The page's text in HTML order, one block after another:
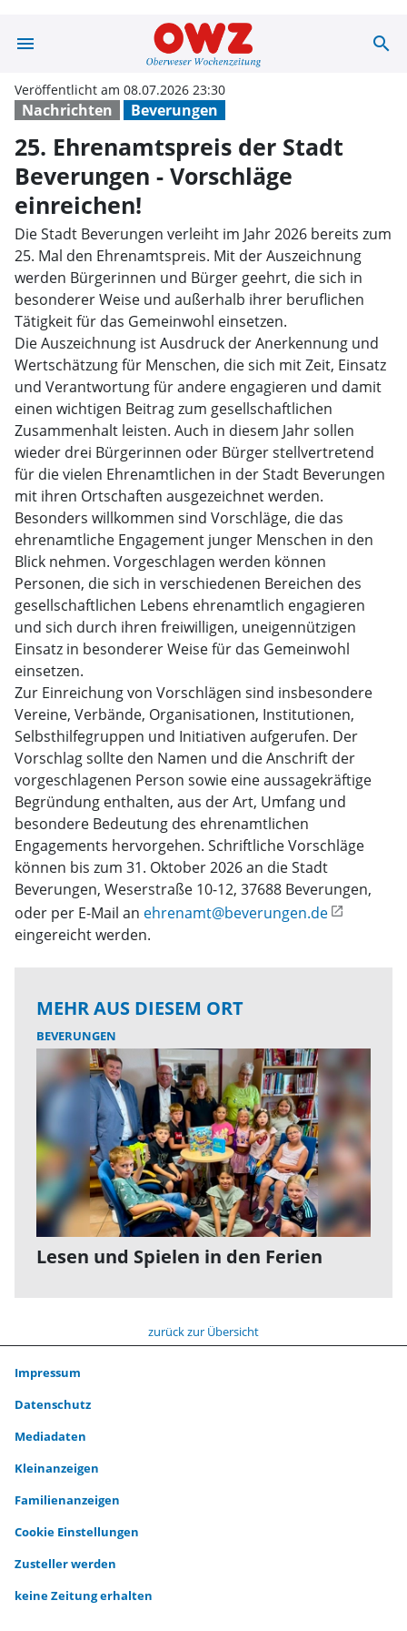
menu 25. search
Nachrichten Beverungen
Veröffentlicht am 08.07.2026 23:30
25. Ehrenamtspreis der Stadt
Beverungen - Vorschläge
einreichen!
Die Stadt Beverungen verleiht im Jahr 2026 bereits zum
25. Mal den Ehrenamtspreis. Mit der Auszeichnung
werden Bürgerinnen und Bürger geehrt, die sich in
besonderer Weise und außerhalb ihrer beruflichen
Tätigkeit für das Gemeinwohl einsetzen.
Die Auszeichnung ist Ausdruck der Anerkennung und
Wertschätzung für Menschen, die sich mit Zeit, Einsatz
und Verantwortung für andere engagieren und damit
einen wichtigen Beitrag zum gesellschaftlichen
Zusammenhalt leisten. Auch in diesem Jahr sollen
wieder drei Bürgerinnen oder Bürger stellvertretend
für die vielen Ehrenamtlichen in der Stadt Beverungen
mit ihren Ortschaften ausgezeichnet werden.
Besonders willkommen sind Vorschläge, die das
ehrenamtliche Engagement junger Menschen in den
Blick nehmen. Vorgeschlagen werden können
Personen, die sich in verschiedenen Bereichen des
gesellschaftlichen Lebens ehrenamtlich engagieren
und sich durch ihren freiwilligen, uneigennützigen
Einsatz in besonderer Weise für das Gemeinwohl
einsetzen.
Zur Einreichung von Vorschlägen sind insbesondere
Vereine, Verbände, Organisationen, Institutionen,
Selbsthilfegruppen und Initiativen aufgerufen. Der
Vorschlag sollte den Namen und die Anschrift der
vorgeschlagenen Person sowie eine aussagekräftige
Begründung enthalten, aus der Art, Umfang und
besondere Bedeutung des ehrenamtlichen
Engagements hervorgehen. Schriftliche Vorschläge
können bis zum 31. Oktober 2026 an die Stadt
Beverungen, Weserstraße 10-12, 37688 Beverungen,
oder per E-Mail an ehrenamt@beverungen.de
eingereicht werden.
MEHR AUS DIESEM ORT
BEVERUNGEN
Lesen und Spielen in den Ferien
zurück zur Übersicht
Impressum
Datenschutz
Mediadaten
Kleinanzeigen
Familienanzeigen
Cookie Einstellungen
Zusteller werden
keine Zeitung erhalten